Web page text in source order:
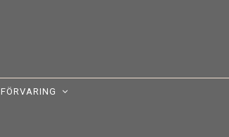
FÖRVARING